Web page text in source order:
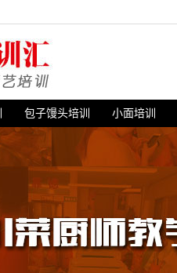
包子馒头培训 小面培训